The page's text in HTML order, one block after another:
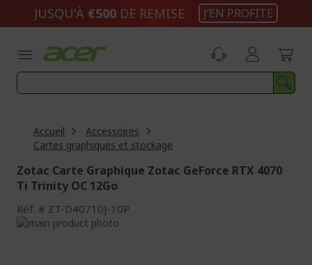
JUSQU'À €500 DE REMISE J’EN PROFITE
Accueil
Accessoires
Cartes graphiques et stockage
Zotac Carte Graphique Zotac GeForce RTX 4070
Ti Trinity OC 12Go
Réf. ZT-D40710J-10P
Passer